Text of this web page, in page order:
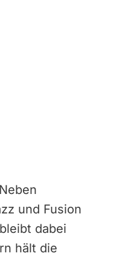
und Fusion
dabei
hält die